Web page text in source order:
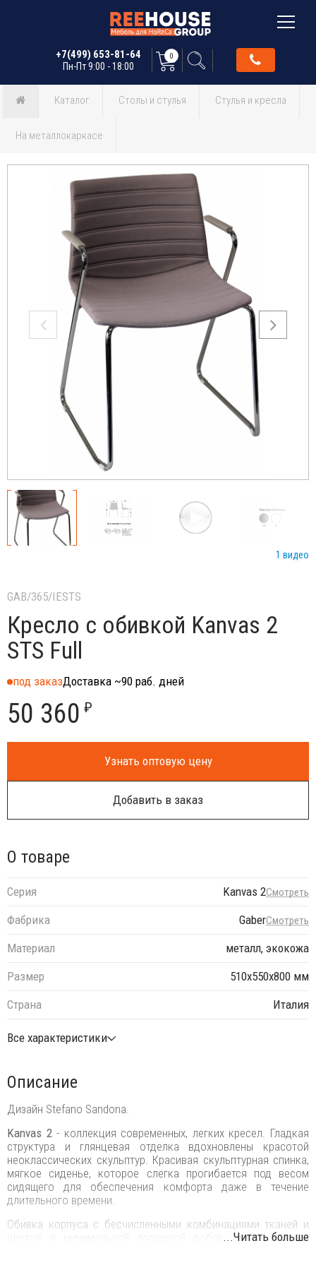
+7(499) 653-81-64
Пн-Пт 9:00 - 18:00
0
Каталог Столы и стулья Стулья и кресла
На металлокаркасе
1 видео
GAB/365/IESTS
Кресло с обивкой Kanvas 2
STS Full
под заказДоставка ~90 раб. дней
50 360 ₽
Узнать оптовую цену
Добавить в заказ
О товаре
Серия Kanvas 2Смотреть
Фабрика GaberСмотреть
Материал
металл, экокожа
Размер
510х550х800 мм
Страна
Италия
Все характеристики
Описание
Дизайн Stefano Sandona.
Kanvas 2- коллекция современных, легких кресел. Гладкая
структура и глянцевая отделка вдохновлены красотой
неоклассических скульптур. Красивая скульптурная спинка,
мягкое сиденье, которое слегка прогибается под весом
сидящего для обеспечения комфорта даже в течение
длительного времени.
Обивка корпуса с бесчисленными комбинациями тканей и
цветов и минимальной толщиной добавляют коллекции
...Читать больше